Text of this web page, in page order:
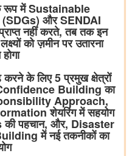
में Sustainable
और SENDAI
नहीं करते, तब तक इन
लक्ष्यों को ज़मीन पर उतारना
के लिए 5 प्रमुख क्षेत्रों
Confidence Building का
Approach,
शेयरिंग में सहयोग
की पहचान, और, Disaster
में नई तकनीकों का